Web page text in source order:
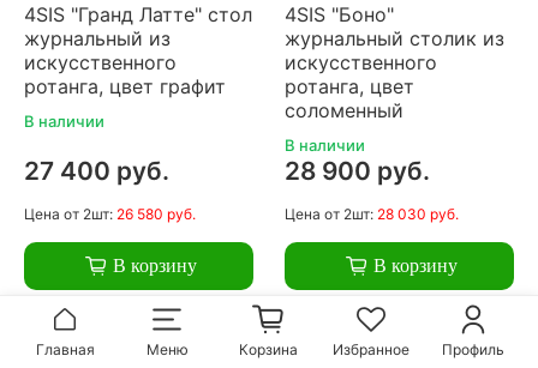
4SIS "Гранд Латте" стол
журнальный из
искусственного
ротанга, цвет графит
В наличии
27 400 руб.
Цена от 2шт: 26 580 руб.
В корзину
4SIS "Боно"
журнальный столик из
искусственного
ротанга, цвет
соломенный
В наличии
28 900 руб.
Цена от 2шт: 28 030 руб.
В корзину
Главная Меню Корзина Избранное Профиль